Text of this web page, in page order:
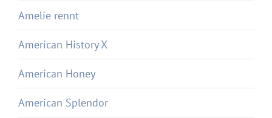
Amelie rennt
American History X
American Honey
American Splendor